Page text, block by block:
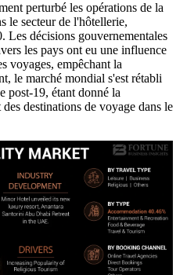
perturbé les opérations de la
le secteur de l'hôtellerie,
Les décisions gouvernementales
les pays ont eu une influence
voyages, empêchant la
le marché mondial s'est rétabli
post-19, étant donné la
destinations de voyage dans le